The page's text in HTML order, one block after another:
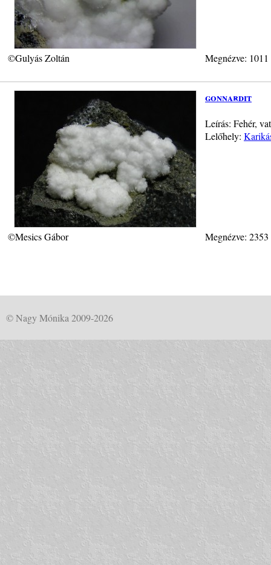
©Gulyás Zoltán Megnézve:
gonnardit
Leírás: Fehér,
Lelőhely:
©Mesics Gábor Megnézve:
© Nagy Mónika 2009-2026